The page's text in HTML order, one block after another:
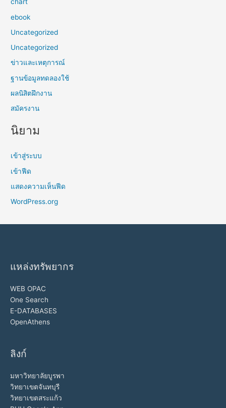
chart
ebook
Uncategorized
Uncategorized
ข่าวและเหตุการณ์
ฐานข้อมูลทดลองใช้
ผลนิสิตฝึกงาน
สมัครงาน
นิยาม
เข้าสู่ระบบ
เข้าฟีด
แสดงความเห็นฟีด
WordPress.org
แหล่งทรัพยากร
WEB OPAC
One Search
E-DATABASES
OpenAthens
ลิงก์
มหาวิทยาลัยบูรพา
วิทยาเขตจันทบุรี
วิทยาเขตสระแก้ว